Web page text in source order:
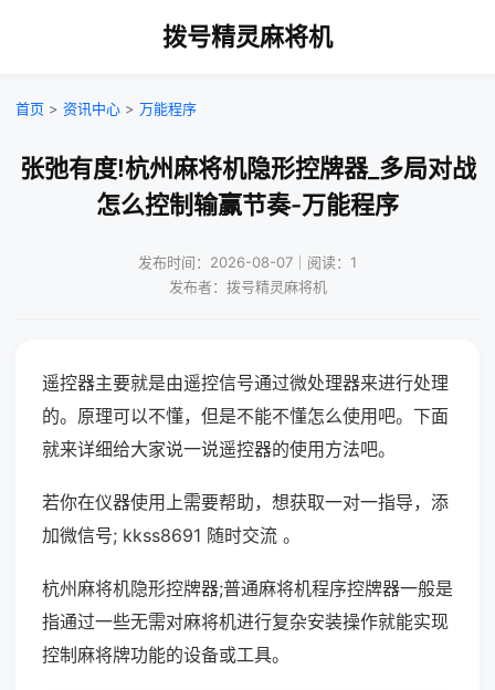
拨号精灵麻将机
首页 > 资讯中心 > 万能程序
张弛有度!杭州麻将机隐形控牌器_多局对战
怎么控制输赢节奏-万能程序
发布时间：2026-08-07｜阅读：1
发布者：拨号精灵麻将机
遥控器主要就是由遥控信号通过微处理器来进行处理
的。原理可以不懂，但是不能不懂怎么使用吧。下面
就来详细给大家说一说遥控器的使用方法吧。
若你在仪器使用上需要帮助，想获取一对一指导，添
加微信号; kkss8691 随时交流 。
杭州麻将机隐形控牌器;普通麻将机程序控牌器一般是
指通过一些无需对麻将机进行复杂安装操作就能实现
控制麻将牌功能的设备或工具。